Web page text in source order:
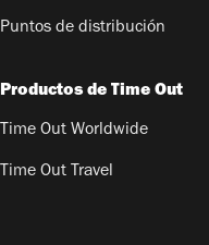
Puntos de distribución
Productos de Time Out
Time Out Worldwide
Time Out Travel